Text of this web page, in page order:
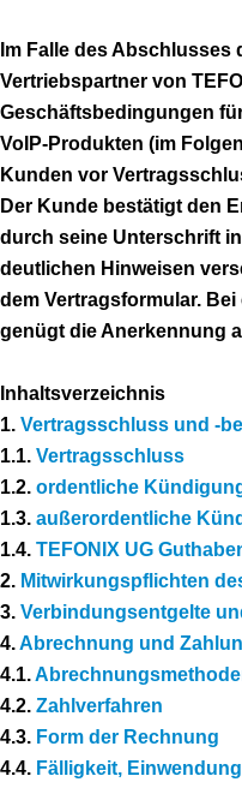
Im Falle des Abschlusses
Vertriebspartner von
Geschäftsbedingungen
VoIP-Produkten (im
Kunden vor
Der Kunde bestätigt den
durch seine Unterschrift
deutlichen Hinweisen
dem Vertragsformular.
genügt die Anerkennung
Inhaltsverzeichnis
1. Vertragsschluss und -
1.1. Vertragsschluss
1.2. ordentliche
1.3. außerordentliche
1.4. TEFONIX UG
2. Mitwirkungspflichten
3. Verbindungsentgelte
4.Abrechnung und
4.1.
4.2. Zahlverfahren
4.3. Form der Rechnung
4.4. Fälligkeit,